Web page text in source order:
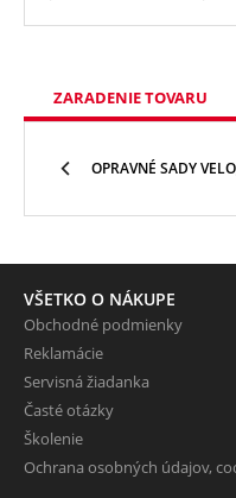
ZARADENIE TOVARU
OPRAVNÉ SADY
VŠETKO O NÁKUPE
Obchodné podmienky
Reklamácie
Servisná žiadanka
Časté otázky
Školenie
Ochrana osobných údajov,